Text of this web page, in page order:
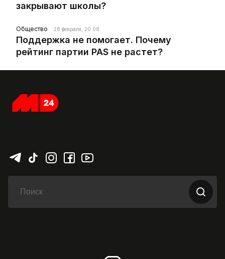
закрывают школы?
Общество 28 февраля, 20:08
Поддержка не помогает. Почему
рейтинг партии PAS не растет?